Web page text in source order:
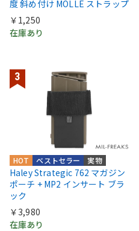
度 斜め付け MOLLE ストラップ
￥1,250
在庫あり
実物
ベストセラー
HOT
Haley Strategic 762 マガジン
ポーチ + MP2 インサート ブラ
ック
￥3,980
在庫あり